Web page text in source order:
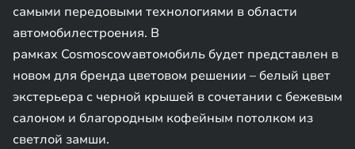
самыми передовыми технологиями в области
автомобилестроения. В
рамках Cosmoscowавтомобиль будет представлен в
новом для бренда цветовом решении – белый цвет
экстерьера с черной крышей в сочетании с бежевым
салоном и благородным кофейным потолком из
светлой замши.